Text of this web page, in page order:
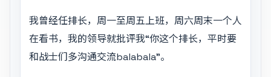
我曾经任排长，周一至周五上班，周六周末一个人
在看书，我的领导就批评我“你这个排长，平时要
和战士们多沟通交流balabala”。